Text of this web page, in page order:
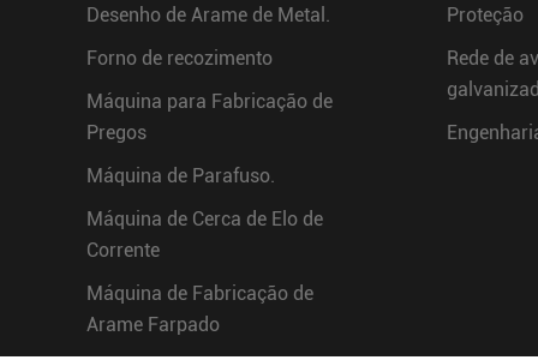
Desenho de Arame de Metal.
Forno de recozimento
Máquina para Fabricação de
Pregos
Máquina de Parafuso.
Máquina de Cerca de Elo de
Corrente
Máquina de Fabricação de
Arame Farpado
Proteção
Rede de